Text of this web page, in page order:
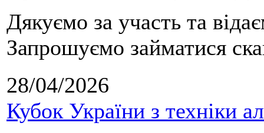
Дякуємо за участь та
Запрошуємо займатися
28/04/2026
Кубок України з техніки